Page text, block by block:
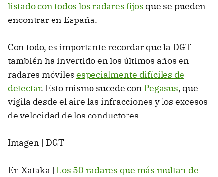
listado con todos los radares fijos que se pueden
encontrar en España.
Con todo, es importante recordar que la DGT
también ha invertido en los últimos años en
radares móviles especialmente difíciles de
detectar. Esto mismo sucede con Pegasus, que
vigila desde el aire las infracciones y los excesos
de velocidad de los conductores.
Imagen | DGT
En Xataka | Los 50 radares que más multan de